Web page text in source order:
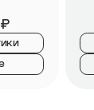
₽